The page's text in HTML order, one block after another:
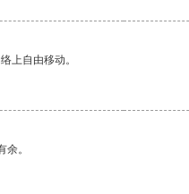
上自由移动。
。